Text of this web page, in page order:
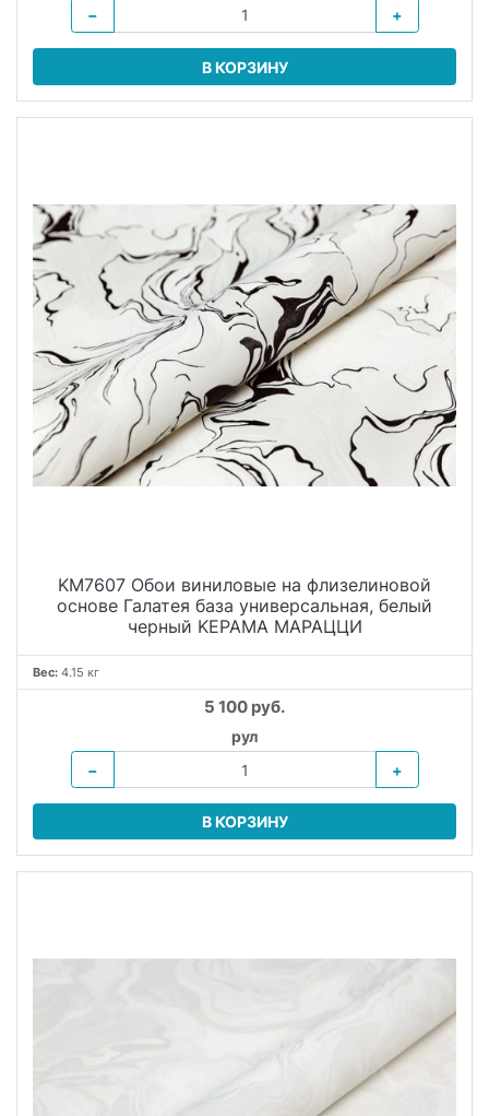
− +
В КОРЗИНУ
KM7607 Обои виниловые на флизелиновой
основе Галатея база универсальная, белый
черный KЕРАМА МАРАЦЦИ
Вес: 4.15 кг
5 100 руб.
рул
−
+
В КОРЗИНУ